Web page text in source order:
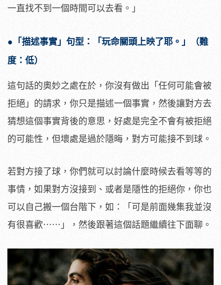
一直找不到一個時間可以去看。」
●「描述事實」句型：「玩命關頭上映了耶。」（難
度：低）
這句話的奧妙之處在於，你沒有做出「任何可能會被
拒絕」的請求，你只是描述一個事實，然後讓對方去
猜想這個事實背後的意思，好處是完全不會有被拒絕
的可能性，但壞處是過於隱晦，對方可能接不到球。
若對方接了球，你們就可以討論什麼時候去看等等的
事情，如果對方沒接到、或者是隱性的拒絕你，你也
可以自己搬一個台階下，如：「可是前面幾集我並沒
有很喜歡⋯⋯」，然後跟著這個話題繼續往下面聊。